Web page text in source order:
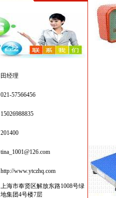
田经理
021-57566456
15026988835
201400
tina_1001@126.com
http://www.ytczhq.com
上海市奉贤区解放东路1008号绿
地集团4号楼7层